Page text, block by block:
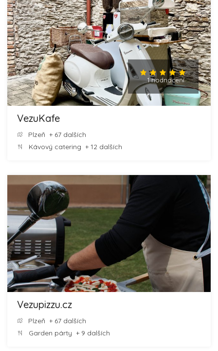
1 hodnocení
VezuKafe
Plzeň + 67 dalších
Kávový catering + 12 dalších
Vezupizzu.cz
Plzeň + 67 dalších
Garden párty + 9 dalších